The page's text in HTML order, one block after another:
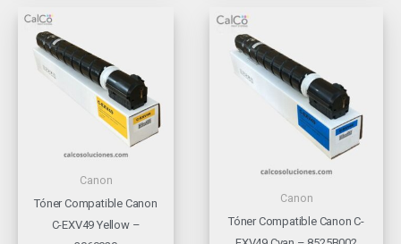
Canon
Tóner Compatible Canon
C-EXV49 Yellow –
Canon
Tóner Compatible Canon C-